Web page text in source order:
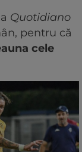
Quotidiano
pentru că
cele